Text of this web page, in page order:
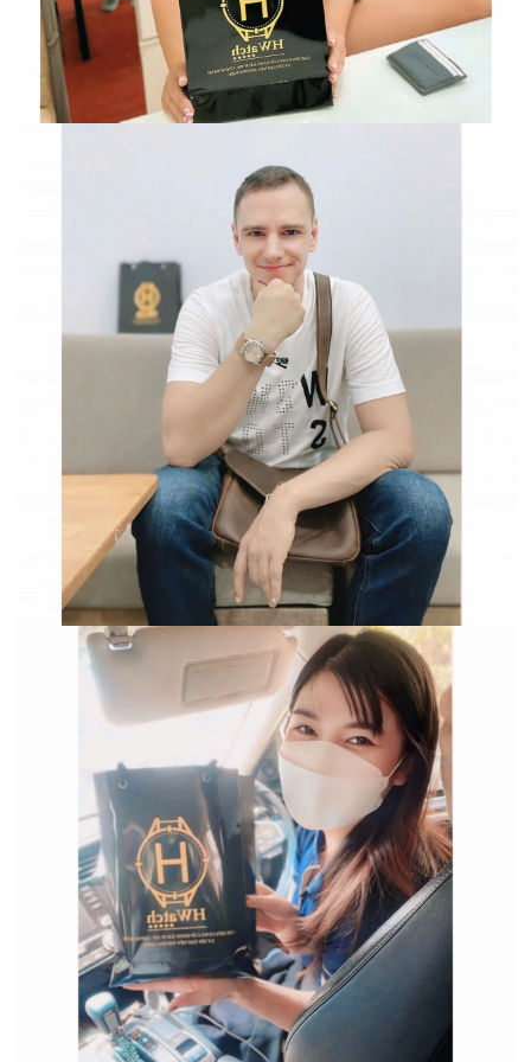
HWATCH Chuyên Nhập khẩu Và Phân Phối Các Loại
Đồng Hồ Chính Hãng
Hwatch Chuyên Nhập khẩu Và Phân Phối Các Loại
Đồng Hồ Chính Hãng
Trường hợp không chấp
nhận đổi hoặc trả sản
phẩm: